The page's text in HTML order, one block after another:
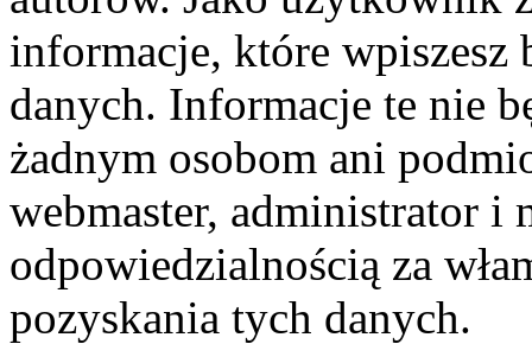
informacje, które wpiszesz
danych. Informacje te nie
żadnym osobom ani
webmaster, administrator i
odpowiedzialnością za
pozyskania tych danych.